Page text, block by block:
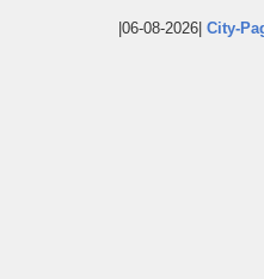
|06-08-2026| City-